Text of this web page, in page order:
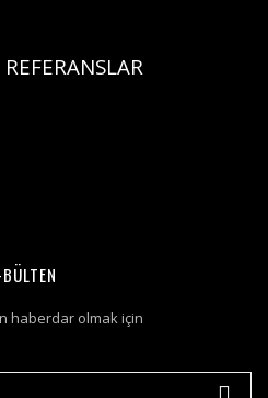
REFERANSLAR
haberdar olmak için